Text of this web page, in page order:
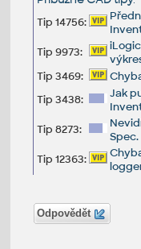
Tip 14756:
Tip 9973:
Tip 3469:
Tip 3438:
Jak
Tip 8273:
Spec.
Tip 12363:
Odpovědět